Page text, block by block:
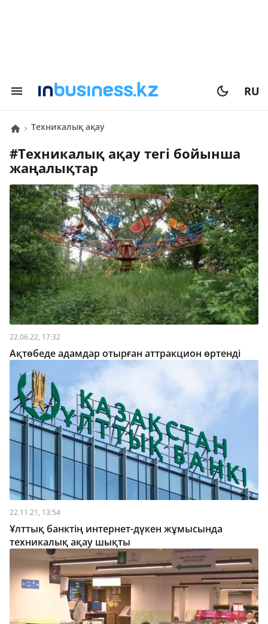
RU
техникалық ақау
# техникалық ақау тегі бойынша
жаңалықтар
22.06.22, 17:32
Ақтөбеде адамдар отырған аттракцион өртенді
22.11.21, 13:54
Ұлттық банктің интернет-дүкен жұмысында
техникалық ақау шықты